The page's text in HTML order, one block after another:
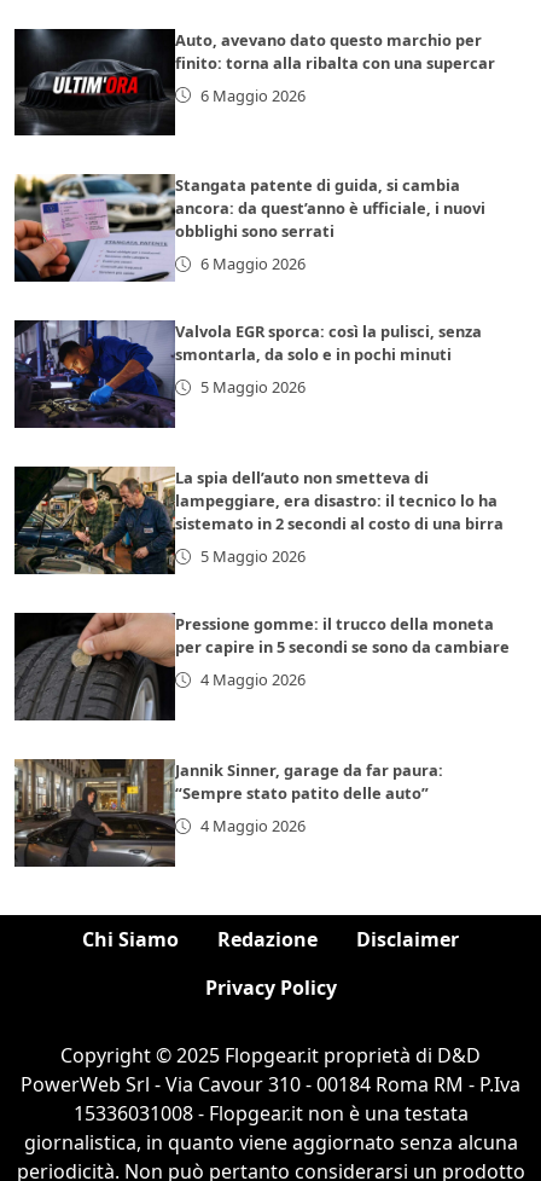
Auto, avevano dato questo marchio per
finito: torna alla ribalta con una supercar
6 Maggio 2026
Stangata patente di guida, si cambia
ancora: da quest’anno è ufficiale, i nuovi
obblighi sono serrati
6 Maggio 2026
Valvola EGR sporca: così la pulisci, senza
smontarla, da solo e in pochi minuti
5 Maggio 2026
La spia dell’auto non smetteva di
lampeggiare, era disastro: il tecnico lo ha
sistemato in 2 secondi al costo di una birra
5 Maggio 2026
Pressione gomme: il trucco della moneta
per capire in 5 secondi se sono da cambiare
4 Maggio 2026
Jannik Sinner, garage da far paura:
“Sempre stato patito delle auto”
4 Maggio 2026
Chi Siamo Redazione
Disclaimer
Privacy Policy
Copyright © 2025 Flopgear.it proprietà di D&D
PowerWeb Srl - Via Cavour 310 - 00184 Roma RM - P.Iva
15336031008 - Flopgear.it non è una testata
giornalistica, in quanto viene aggiornato senza alcuna
periodicità. Non può pertanto considerarsi un prodotto